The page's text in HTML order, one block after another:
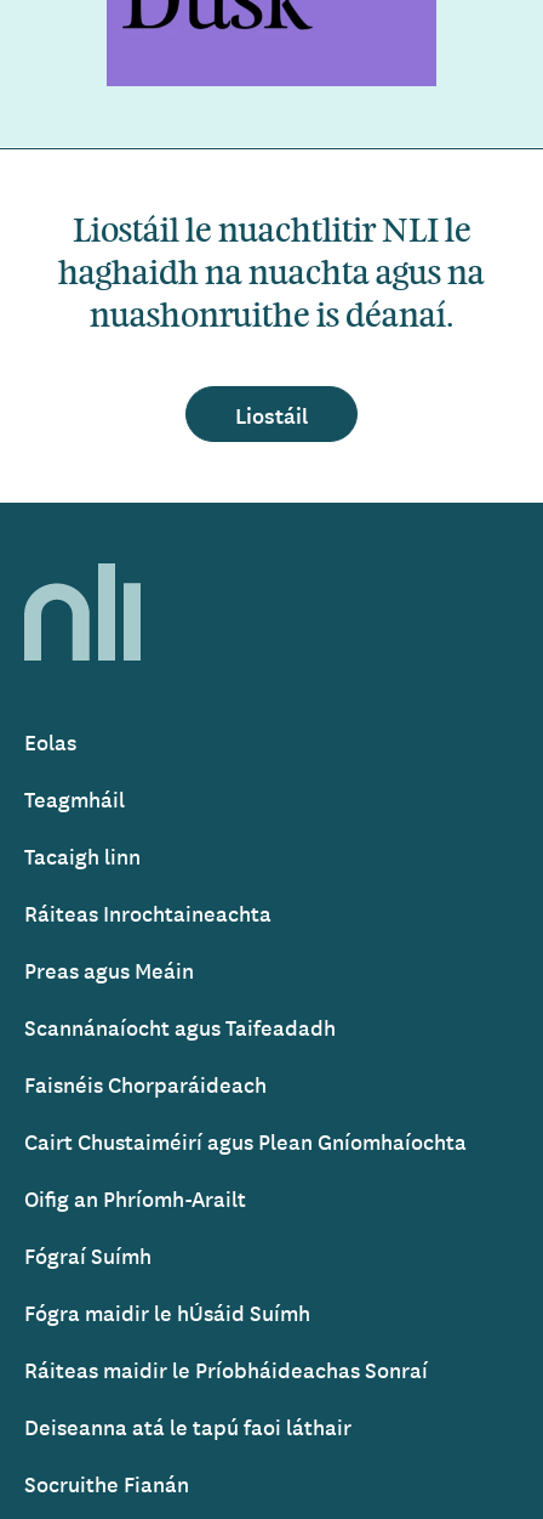
Liostáil le nuachtlitir NLI le
haghaidh na nuachta agus na
nuashonruithe is déanaí.
Liostáil
Home,
National
of
Footer
Eolas
Teagmháil
Tacaigh linn
Ráiteas Inrochtaineachta
Preas agus Meáin
Scannánaíocht agus Taifeadadh
Faisnéis Chorparáideach
Cairt Chustaiméirí agus Plean Gníomhaíochta
Oifig an Phríomh-Arailt
Fógraí Suímh
Fógra maidir le hÚsáid Suímh
Ráiteas maidir le Príobháideachas Sonraí
Deiseanna atá le tapú faoi láthair
Socruithe Fianán